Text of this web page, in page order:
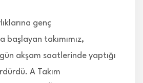
genç
başlayan takımımız,
akşam saatlerinde yaptığı
A Takım